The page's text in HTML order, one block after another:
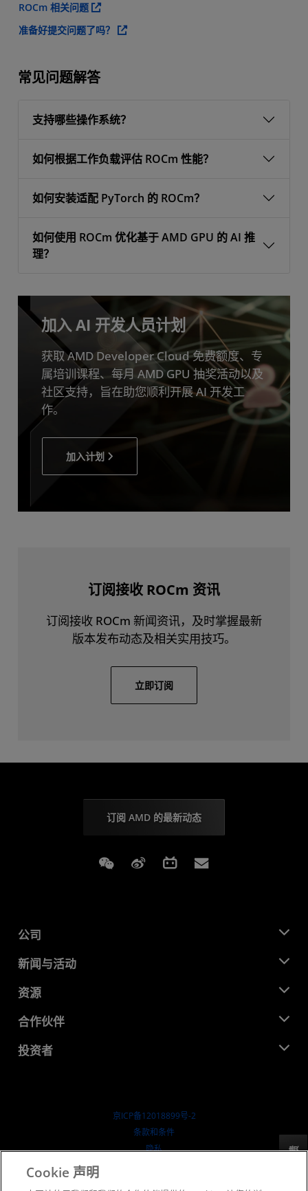
ROCm 相关问题
准备好提交问题了吗？
常见问题解答
支持哪些操作系统？
如何根据工作负载评估 ROCm 性能？
如何安装适配 PyTorch 的 ROCm？
如何使用 ROCm 优化基于 AMD GPU 的 AI 推
理？
加入 AI 开发人员计划
获取 AMD Developer Cloud 免费额度、专
属培训课程、每月 AMD GPU 抽奖活动以及
社区支持，旨在助您顺利开展 AI 开发工
作。
加入计划
订阅接收 ROCm 资讯
订阅接收 ROCm 新闻资讯，及时掌握最新
版本发布动态及相关实用技巧。
立即订阅
反馈
订阅 AMD 的最新动态
Weixin Weibo Bilibili
公司
关于 AMD
企业责任
就业机会
联系我们
新闻与活动
新闻中心
媒体库
资源
开发中心
成功案例
合作伙伴
AMD 合作伙伴中心
投资者
SEC 报告
京ICP备12018899号-2
​条款和条件
隐私
Cookie 声明